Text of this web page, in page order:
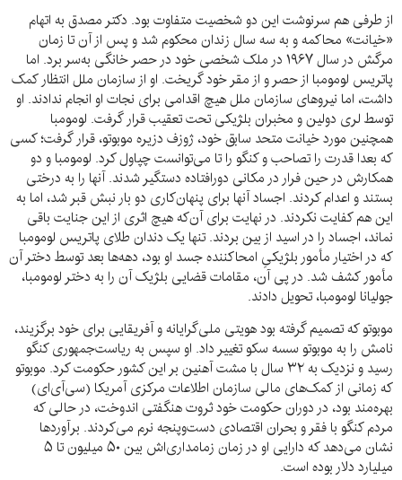
از طرفی هم سرنوشت این دو شخصیت متفاوت بود. دکتر مصدق به اتهام
«خیانت» محاکمه و به سه سال زندان محکوم شد و پس از آن تا زمان
مرگش در سال ۱۹۶۷ در ملک شخصی خود در حصر خانگی به‌سر برد. اما
پاتریس لومومبا از حصر و از مقر خود گریخت. او از سازمان ملل انتظار کمک
داشت، اما نیروهای سازمان ملل هیچ اقدامی برای نجات او انجام ندادند. او
توسط لری دولین و مخبران بلژیکی تحت تعقیب قرار گرفت. لومومبا
همچنین مورد خیانت متحد سابق خود، ژوزف دزیره موبوتو، قرار گرفت؛ کسی
که بعدا قدرت را تصاحب و کنگو را تا می‌توانست چپاول کرد. لومومبا و دو
همکارش در حین فرار در مکانی دورافتاده دستگیر شدند. آنها را به درختی
بستند و اعدام کردند. اجساد آنها برای پنهان‌کاری دو بار نبش قبر شد، اما به
این هم کفایت نکردند. در نهایت برای آن‌که هیچ اثری از این جنایت‌ باقی
نماند، اجساد را در اسید از بین بردند. تنها یک دندان طلای پاتریس لومومبا
که در اختیار مأمور بلژیکیِ امحاکننده جسد او بود، دهه‌ها بعد توسط دختر آن
مأمور کشف شد. در پی آن، مقامات قضایی بلژیک آن را به دختر لومومبا،
جولیانا لومومبا، تحویل دادند.
موبوتو که تصمیم گرفته بود هویتی ملی‌گرایانه و آفریقایی برای خود برگزیند،
نامش را به موبوتو سسه سکو تغییر داد. او سپس به ریاست‌جمهوری کنگو
رسید و نزدیک به ۳۲ سال با مشت آهنین بر این کشور حکومت کرد. موبوتو
که زمانی از کمک‌های مالی سازمان اطلاعات مرکزی آمریکا (سی‌آی‌ای)
بهره‌مند بود، در دوران حکومت خود ثروت هنگفتی اندوخت، در حالی که
مردم کنگو با فقر و بحران اقتصادی دست‌وپنجه نرم می‌کردند. برآوردها
نشان می‌دهد که دارایی او در زمان زمامداری‌اش بین ۵۰ میلیون تا ۵
میلیارد دلار بوده است.